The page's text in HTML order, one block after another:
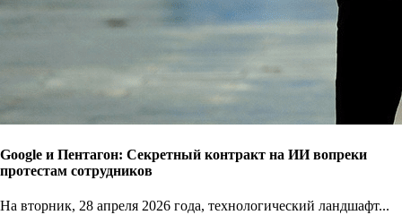
Google и Пентагон: Секретный контракт на ИИ вопреки
протестам сотрудников
На вторник, 28 апреля 2026 года, технологический ландшафт...